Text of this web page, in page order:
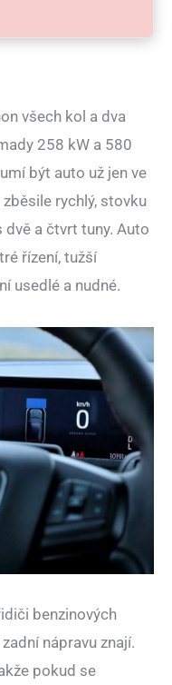
všech kol a dva
258 kW a 580
být auto už jen ve
rychlý, stovku
a čtvrt tuny. Auto
řízení, tužší
usedlé a nudné.
benzinových
nápravu znají.
pokud se